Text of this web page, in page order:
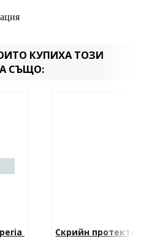
КУПИХА ТОЗИ
СЪЩО:
Скрийн